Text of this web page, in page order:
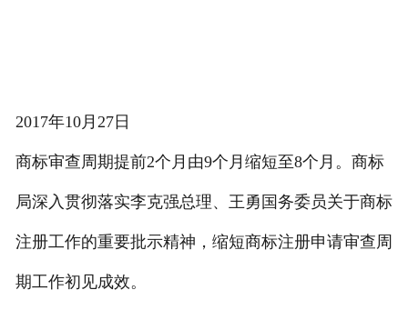
2017年10月27日
商标审查周期提前2个月由9个月缩短至8个月。商标
局深入贯彻落实李克强总理、王勇国务委员关于商标
注册工作的重要批示精神，缩短商标注册申请审查周
期工作初见成效。